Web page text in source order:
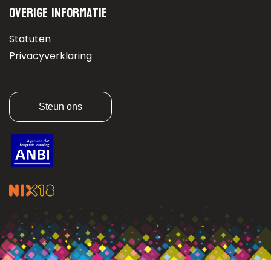
Overige informatie
Statuten
Privacyverklaring
Steun ons